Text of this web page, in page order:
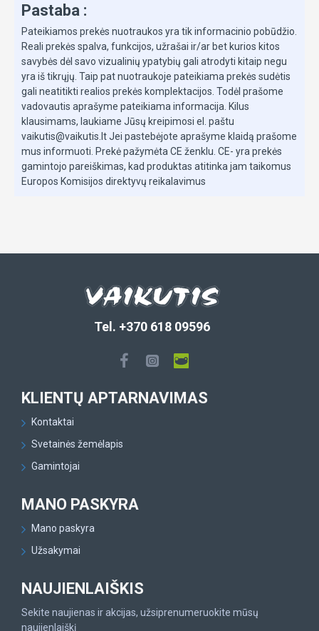
Pastaba :
Pateikiamos prekės nuotraukos yra tik informacinio pobūdžio.
Reali prekės spalva, funkcijos, užrašai ir/ar bet kurios kitos
savybės dėl savo vizualinių ypatybių gali atrodyti kitaip negu
yra iš tikrųjų. Taip pat nuotraukoje pateikiama prekės sudėtis
gali neatitikti realios prekės komplektacijos. Todėl prašome
vadovautis aprašyme pateikiama informacija. Kilus
klausimams, laukiame Jūsų kreipimosi el. paštu
vaikutis@vaikutis.lt Jei pastebėjote aprašyme klaidą prašome
mus informuoti. Prekė pažymėta CE ženklu. CE- yra prekės
gamintojo pareiškimas, kad produktas atitinka jam taikomus
Europos Komisijos direktyvų reikalavimus
Tel. +370 618 09596
KLIENTŲ APTARNAVIMAS
Kontaktai
Svetainės žemėlapis
Gamintojai
MANO PASKYRA
Mano paskyra
Užsakymai
NAUJIENLAIŠKIS
Sekite naujienas ir akcijas, užsiprenumeruokite mūsų
naujienlaiškį